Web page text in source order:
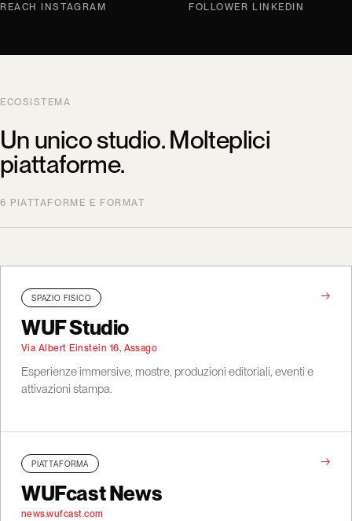
REACH INSTAGRAM FOLLOWER LINKEDIN
ECOSISTEMA
Un unico studio. Molteplici
piattaforme.
6 PIATTAFORME E FORMAT
SPAZIO FISICO →
WUF Studio
Via Albert Einstein 16, Assago
Esperienze immersive, mostre, produzioni editoriali, eventi e
attivazioni stampa.
PIATTAFORMA →
WUFcast News
news.wufcast.com